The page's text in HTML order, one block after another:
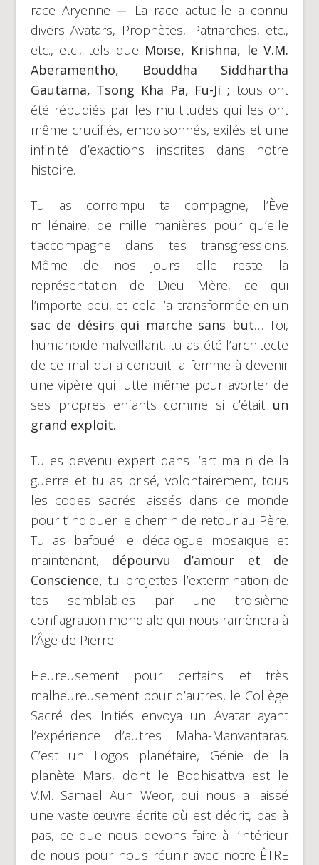
race Aryenne ─. La race actuelle a connu
divers Avatars, Prophètes, Patriarches, etc.,
etc., etc., tels que Moïse, Krishna, le V.M.
Aberamentho, Bouddha Siddhartha
Gautama, Tsong Kha Pa, Fu-Ji ; tous ont
été répudiés par les multitudes qui les ont
même crucifiés, empoisonnés, exilés et une
infinité d’exactions inscrites dans notre
histoire.
Tu as corrompu ta compagne, l’Ève
millénaire, de mille manières pour qu’elle
t’accompagne dans tes transgressions.
Même de nos jours elle reste la
représentation de Dieu Mère, ce qui
l’importe peu, et cela l’a transformée en un
sac de désirs qui marche sans but… Toi,
humanoïde malveillant, tu as été l’architecte
de ce mal qui a conduit la femme à devenir
une vipère qui lutte même pour avorter de
ses propres enfants comme si c’était un
grand exploit.
Tu es devenu expert dans l’art malin de la
guerre et tu as brisé, volontairement, tous
les codes sacrés laissés dans ce monde
pour t’indiquer le chemin de retour au Père.
Tu as bafoué le décalogue mosaïque et
maintenant, dépourvu d’amour et de
Conscience,tu projettes l’extermination de
tes semblables par une troisième
conflagration mondiale qui nous ramènera à
l’Âge de Pierre.
Heureusement pour certains et très
malheureusement pour d’autres, le Collège
Sacré des Initiés envoya un Avatar ayant
l’expérience d’autres Maha-Manvantaras.
C’est un Logos planétaire, Génie de la
planète Mars, dont le Bodhisattva est le
V.M. Samael Aun Weor, qui nous a laissé
une vaste œuvre écrite où est décrit, pas à
pas, ce que nous devons faire à l’intérieur
de nous pour nous réunir avec notre ÊTRE